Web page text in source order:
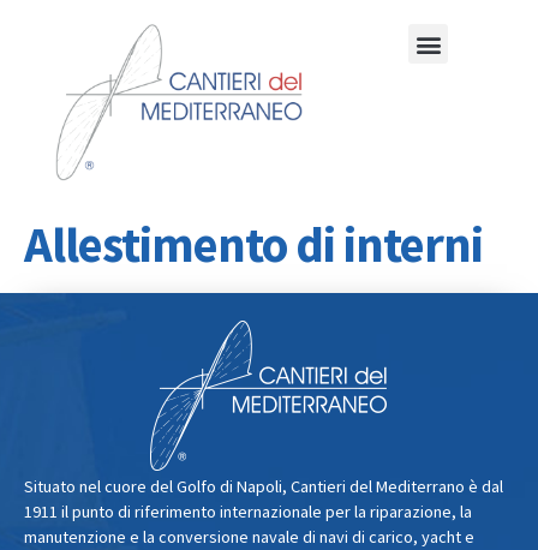
Allestimento di interni
Situato nel cuore del Golfo di Napoli, Cantieri del Mediterrano è dal
1911 il punto di riferimento internazionale per la riparazione, la
manutenzione e la conversione navale di navi di carico, yacht e